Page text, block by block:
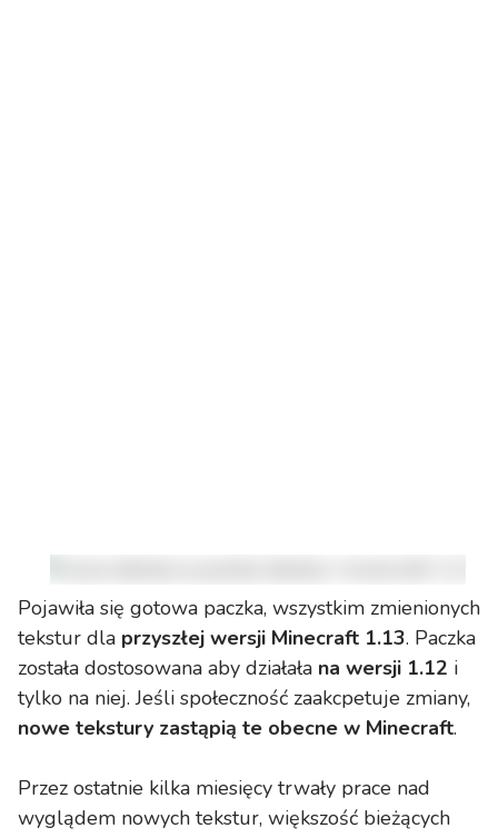
Pojawiła się gotowa paczka, wszystkim zmienionych
tekstur dla przyszłej wersji Minecraft 1.13. Paczka
została dostosowana aby działała na wersji 1.12 i
tylko na niej. Jeśli społeczność zaakcpetuje zmiany,
nowe tekstury zastąpią te obecne w Minecraft.
Przez ostatnie kilka miesięcy trwały prace nad
wyglądem nowych tekstur, większość bieżących